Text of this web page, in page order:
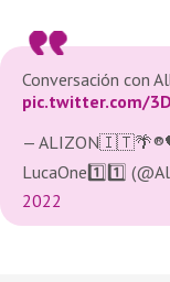
Conversación con
pic.twitter.com/
—
LucaOne1️⃣1️⃣
2022